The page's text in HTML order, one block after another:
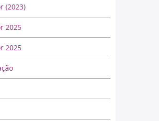
(2023)
2025
2025